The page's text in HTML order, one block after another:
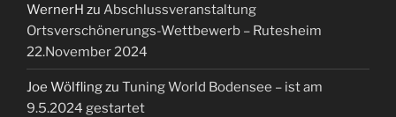
WernerH zu Abschlussveranstaltung
Ortsverschönerungs-Wettbewerb – Rutesheim
22.November 2024
Joe Wölflingzu Tuning World Bodensee – ist am
9.5.2024 gestartet